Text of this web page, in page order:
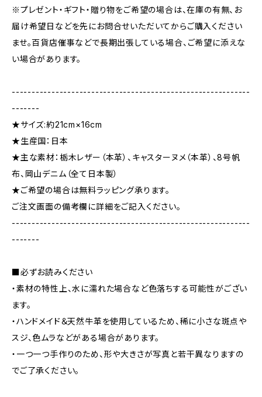
※プレゼント・ギフト・贈り物をご希望の場合は、在庫の有無、お
届け希望日などを先にお問合せいただいてからご購入ください
ませ。百貨店催事などで長期出張している場合、ご希望に添えな
い場合があります。
------------------------------------------------------------
-------
★サイズ:約21cm×16cm
★生産国：日本
★主な素材：栃木レザー（本革）、キャスターヌメ（本革）、8号帆
布、岡山デニム（全て日本製）
★ご希望の場合は無料ラッピング承ります。
ご注文画面の備考欄に詳細をご記入ください。
------------------------------------------------------------
-------
■必ずお読みください
・素材の特性上、水に濡れた場合など色落ちする可能性がござい
ます。
・ハンドメイド＆天然牛革を使用しているため、稀に小さな斑点や
スジ、色ムラなどがある場合があります。
・一つ一つ手作りのため、形や大きさが写真と若干異なりますの
でご了承ください。